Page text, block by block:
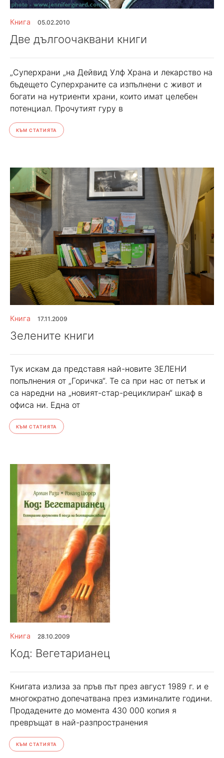
Книга 05.02.2010
Две дългоочаквани книги
„Суперхрани „на Дейвид Улф Храна и лекарство на
бъдещето Суперхраните са изпълнени с живот и
богати на нутриенти храни, които имат целебен
потенциал. Прочутият гуру в
КЪМ СТАТИЯТА
Книга 17.11.2009
Зелените книги
Тук искам да представя най-новите ЗЕЛЕНИ
попълнения от „Горичка“. Те са при нас от петък и
са наредни на „новият-стар-рециклиран“ шкаф в
офиса ни. Една от
КЪМ СТАТИЯТА
Книга 28.10.2009
Код: Вегетарианец
Книгата излиза за пръв път през август 1989 г. и е
многократно допечатвана през изминалите години.
Продадените до момента 430 000 копия я
превръщат в най-разпространения
КЪМ СТАТИЯТА